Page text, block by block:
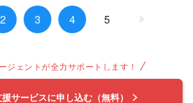
2 3 4 5
ジェントが全力サポートします！
サービスに申し込む（無料）